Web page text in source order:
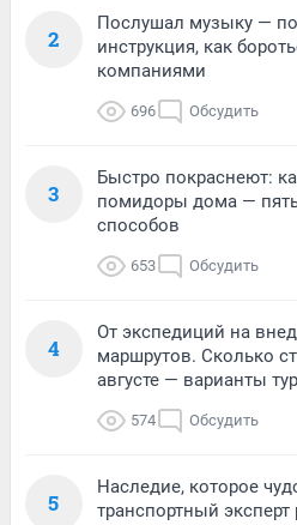
2
Послушал музыку —
инструкция, как
компаниями
696 Обсудить
3
Быстро покраснеют:
помидоры дома —
способов
653 Обсудить
4
От экспедиций на
маршрутов. Сколько
августе — варианты
574 Обсудить
5
Наследие, которое
транспортный